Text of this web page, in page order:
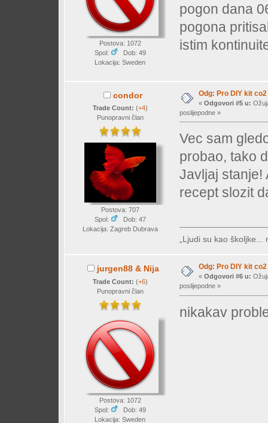
Postova: 1072
Spol:
Dob: 49
Lokacija: Sweden
pogon dana
pogona
istim
condor
Trade Count: (+4)
Punopravni član
Postova: 707
Spol:
Dob: 47
Lokacija: Zagreb Dubrava
Odg: Pro DIY kit
« Odgovori #5 u:
poslijepodne »
Vec sam
probao, tako
Javljaj stanje!
recept slozit
„Ljudi su kao
jurgen88 & Nija
Trade Count: (+6)
Punopravni član
Postova: 1072
Spol:
Dob: 49
Lokacija: Sweden
Odg: Pro DIY kit
« Odgovori #6 u:
poslijepodne »
nikakav